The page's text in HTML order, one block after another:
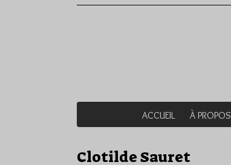
ACCUEIL À PROPOS
Clotilde Sauret